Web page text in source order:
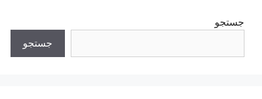
جستجو
جستجو